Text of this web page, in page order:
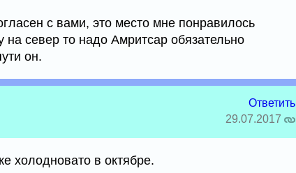
с вами, это место мне понравилось
север то надо Амритсар обязательно
он.
Ответить
29.07.2017
холодновато в октябре.